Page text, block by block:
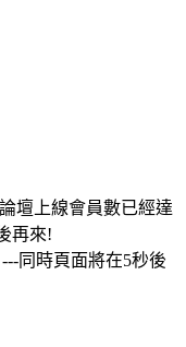
壇上線會員數已經達
再來!
---同時頁面將在5秒後